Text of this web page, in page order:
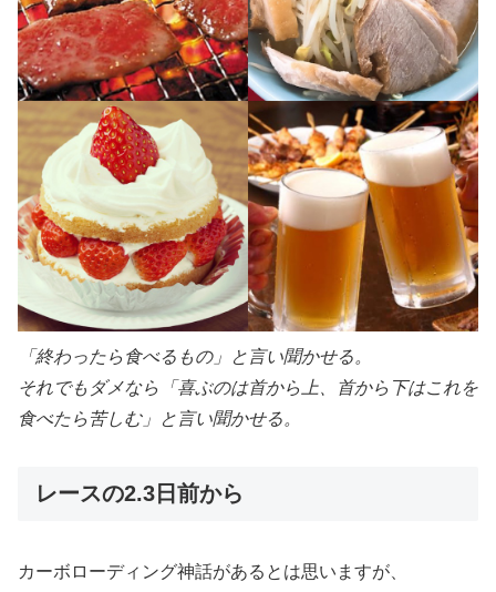
「終わったら食べるもの」と言い聞かせる。
それでもダメなら「喜ぶのは首から上、首から下はこれを
食べたら苦しむ」と言い聞かせる。
レースの2.3日前から
カーボローディング神話があるとは思いますが、